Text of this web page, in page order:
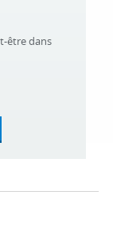
être dans